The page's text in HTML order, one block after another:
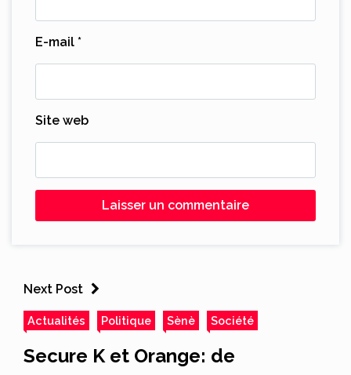
E-mail *
Site web
Next Post
Actualités Politique Sènè Société
Secure K et Orange: de